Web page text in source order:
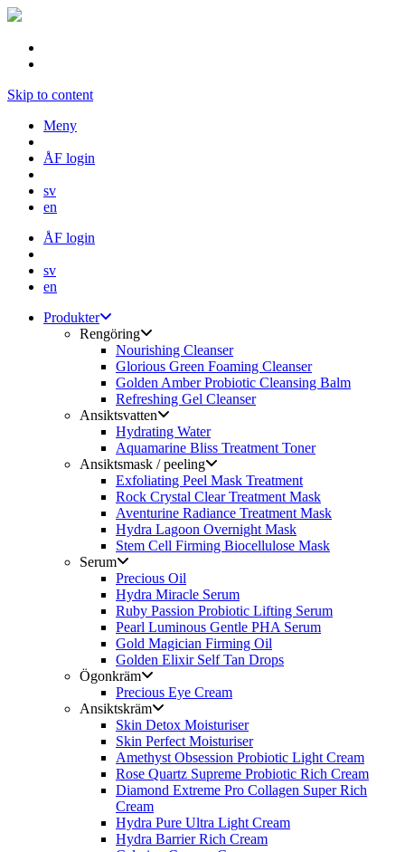
Skip to content
Meny
ÅF login
sv
en
ÅF login
sv
en
Produkter
Rengöring
Nourishing Cleanser
Glorious Green Foaming Cleanser
Golden Amber Probiotic Cleansing Balm
Refreshing Gel Cleanser
Ansiktsvatten
Hydrating Water
Aquamarine Bliss Treatment Toner
Ansiktsmask / peeling
Exfoliating Peel Mask Treatment
Rock Crystal Clear Treatment Mask
Aventurine Radiance Treatment Mask
Hydra Lagoon Overnight Mask
Stem Cell Firming Biocellulose Mask
Serum
Precious Oil
Hydra Miracle Serum
Ruby Passion Probiotic Lifting Serum
Pearl Luminous Gentle PHA Serum
Gold Magician Firming Oil
Golden Elixir Self Tan Drops
Ögonkräm
Precious Eye Cream
Ansiktskräm
Skin Detox Moisturiser
Skin Perfect Moisturiser
Amethyst Obsession Probiotic Light Cream
Rose Quartz Supreme Probiotic Rich Cream
Diamond Extreme Pro Collagen Super Rich
Cream
Hydra Pure Ultra Light Cream
Hydra Barrier Rich Cream